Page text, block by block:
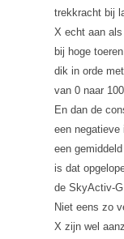
trekkracht bij
X echt aan
bij hoge
dik in orde
van 0 naar
En dan de
een
een
is dat
de SkyActiv-
Niet eens zo
X zijn wel